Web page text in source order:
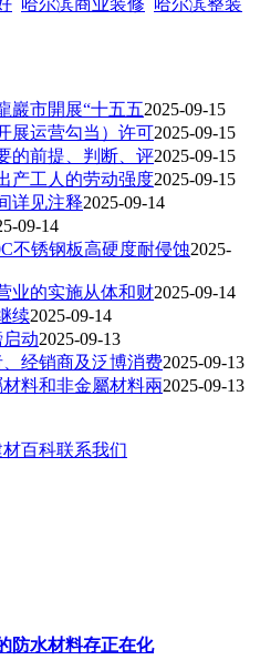
巖市開展“十五五2025-09-15
展运营勾当）许可2025-09-15
的前提、判断、评2025-09-15
产工人的劳动强度2025-09-15
详见注释2025-09-14
09-14
不锈钢板高硬度耐侵蚀2025-
业的实施从体和财2025-09-14
续2025-09-14
动2025-09-13
经销商及泛博消费2025-09-13
料和非金屬材料兩2025-09-13
百科联系我们
防水材料存正在化